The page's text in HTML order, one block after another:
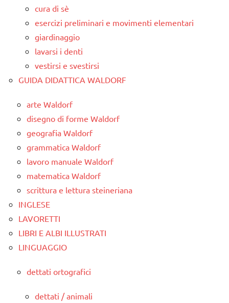
cura di sè
esercizi preliminari e movimenti elementari
giardinaggio
lavarsi i denti
vestirsi e svestirsi
GUIDA DIDATTICA WALDORF
arte Waldorf
disegno di forme Waldorf
geografia Waldorf
grammatica Waldorf
lavoro manuale Waldorf
matematica Waldorf
scrittura e lettura steineriana
INGLESE
LAVORETTI
LIBRI E ALBI ILLUSTRATI
LINGUAGGIO
dettati ortografici
dettati / animali